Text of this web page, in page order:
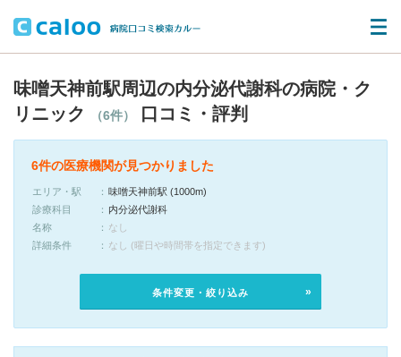
味噌天神前駅周辺の内分泌代謝科の病院・ク
リニック
（6件） 口コミ・評判
6件の医療機関が見つかりました
エリア・駅
味噌天神前駅 (1000m)
診療科目
内分泌代謝科
名称
なし
詳細条件
なし (曜日や時間帯を指定できます)
条件変更・絞り込み